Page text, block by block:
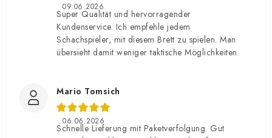
09.06.2026
Super Qualität und hervorragender
Kundenservice. Ich empfehle jedem
Schachspieler, mit diesem Brett zu spielen. Man
übersieht damit weniger taktische Möglichkeiten.
Mario Tomsich
06.06.2026
Schnelle Lieferung mit Paketverfolgung. Gut